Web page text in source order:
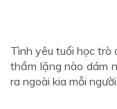
Tình yêu tuổi học trò
thầm lặng nào dám
ra ngoài kia mỗi